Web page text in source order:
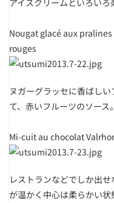
アイスクリームといろいろ
Nougat glacé aux
rouges
ヌガーグラッセに香ばし
て、赤いフルーツのソース。
Mi-cuit au chocolat
レストランなどでしか出
が温かく中心は柔らかい状